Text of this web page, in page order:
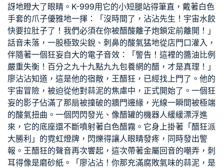
訝地瞪大了眼睛。K-999用它的小短腿站得筆直，戴著白色
手套的爪子優雅地一揮：「沒時間了，沾沾先生！宇宙水餃
快要拉肚子了！我們必須在你被醋酸離子炮鎖定前離開！」
話音未落，一股極致尖銳、刺鼻的酸氣猛地從店門口灌入，
伴隨著一個狂妄自大的電子音效：「警告！這裡的醬油比例
嚴重失衡！百分之九十九點九九包養網的醋，才是真理！」
廖沾沾知道，這是他的宿敵，王醋狂，已經找上門了。他的
宇宙冒險，被迫從他對蒜泥的焦慮中，正式開始了。一個狂
妄的影子佔滿了那扇被撞破的牆門邊緣，光線一瞬間被極端
的酸氣扭曲。一個閃閃發光、像醋罐的機器人緩緩漂浮進
來，它的底座還不斷噴射著白色醋霧。它身上掛著「醋狂派
大勝利」的霓虹燈牌，閃爍得讓人眼睛發疼，同時發出警
報。王醋狂的聲音再次響起，這次帶著金屬回音的嘲弄，刺
耳得像是磨砂紙。「廖沾沾！你那充滿腐敗氣味的蒜泥，是